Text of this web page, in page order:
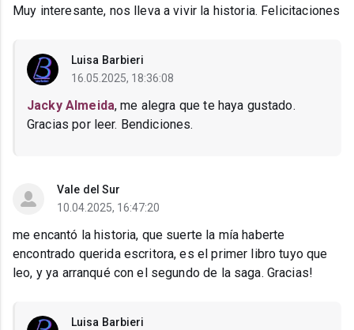
Muy interesante, nos lleva a vivir la historia. Felicitaciones
Luisa Barbieri
16.05.2025, 18:36:08
Jacky Almeida, me alegra que te haya gustado.
Gracias por leer. Bendiciones.
Vale del Sur
10.04.2025, 16:47:20
me encantó la historia, que suerte la mía haberte
encontrado querida escritora, es el primer libro tuyo que
leo, y ya arranqué con el segundo de la saga. Gracias!
Luisa Barbieri